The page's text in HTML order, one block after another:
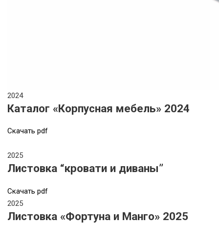
2024
Каталог «Корпусная мебель» 2024
Cкачать pdf
2025
Листовка “кровати и диваны”
Cкачать pdf
2025
Листовка «Фортуна и Манго» 2025